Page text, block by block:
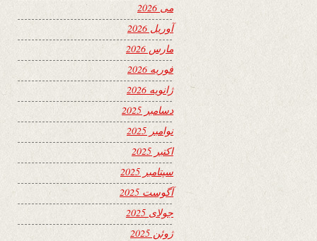
می 2026
آوریل 2026
مارس 2026
فوریه 2026
ژانویه 2026
دسامبر 2025
نوامبر 2025
اکتبر 2025
سپتامبر 2025
آگوست 2025
جولای 2025
ژوئن 2025